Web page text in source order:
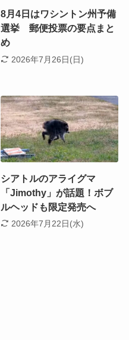
8月4日はワシントン州予備
選挙 郵便投票の要点まと
め
2026年7月26日(日)
シアトルのアライグマ
「Jimothy」が話題！ボブ
ルヘッドも限定発売へ
2026年7月22日(水)